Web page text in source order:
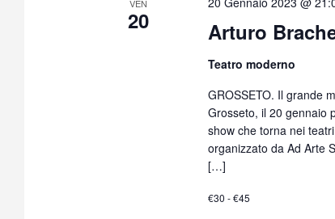
o
n
l
a
d
a
a
VEN
20 Arturo
Teatro moderno
GROSSETO. Il grande
Grosseto, il 20 gennaio
show che torna nei
organizzato da Ad Arte
[…]
€30 - €45